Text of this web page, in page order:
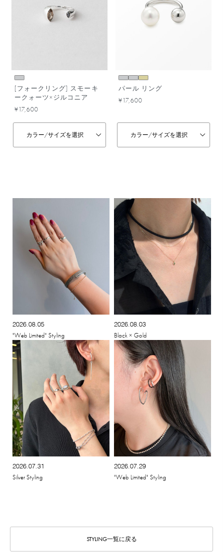
[フォークリング] スモーキ
ークォーツ×ジルコニア
¥17,600
カラー/サイズを選択
パール リング
¥17,600
カラー/サイズを選択
2026.08.05
"Web Limited" Styling
2026.08.03
Black × Gold
2026.07.31
Silver Styling
2026.07.29
"Web Limited" Styling
STYLING一覧に戻る